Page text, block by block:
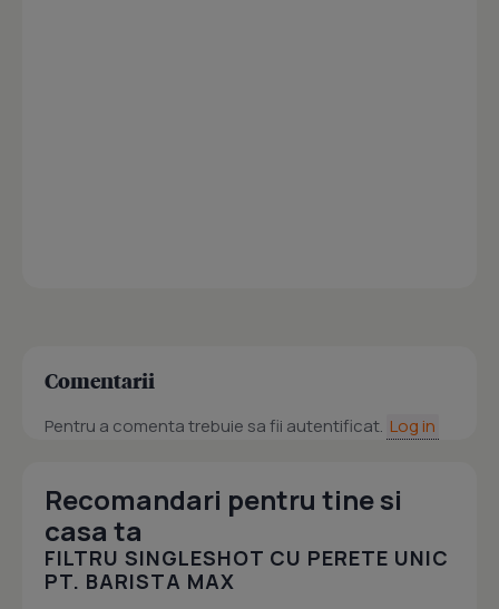
Comentarii
Pentru a comenta trebuie sa fii autentificat. Log in
Recomandari pentru tine si
casa ta
FILTRU SINGLESHOT CU PERETE UNIC
PT. BARISTA MAX